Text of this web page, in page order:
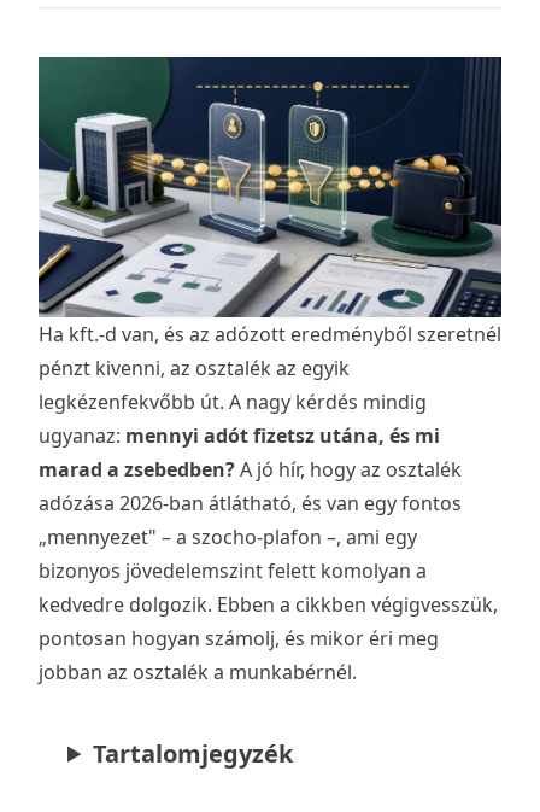
Ha kft.-d van, és az adózott eredményből szeretnél
pénzt kivenni, az osztalék az egyik
legkézenfekvőbb út. A nagy kérdés mindig
ugyanaz: mennyi adót fizetsz utána, és mi
marad a zsebedben?A jó hír, hogy az osztalék
adózása 2026-ban átlátható, és van egy fontos
„mennyezet" – a szocho-plafon –, ami egy
bizonyos jövedelemszint felett komolyan a
kedvedre dolgozik. Ebben a cikkben végigvesszük,
pontosan hogyan számolj, és mikor éri meg
jobban az osztalék a munkabérnél.
Tartalomjegyzék